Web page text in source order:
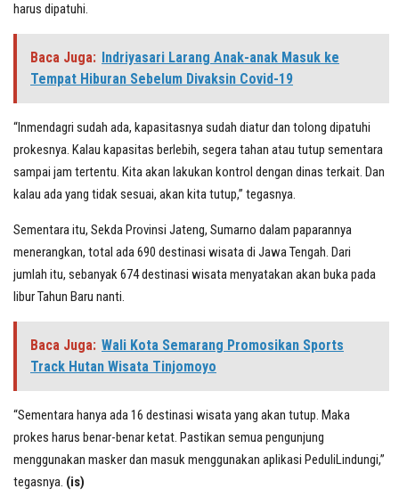
harus dipatuhi.
Baca Juga: Indriyasari Larang Anak-anak Masuk ke
Tempat Hiburan Sebelum Divaksin Covid-19
“Inmendagri sudah ada, kapasitasnya sudah diatur dan tolong dipatuhi
prokesnya. Kalau kapasitas berlebih, segera tahan atau tutup sementara
sampai jam tertentu. Kita akan lakukan kontrol dengan dinas terkait. Dan
kalau ada yang tidak sesuai, akan kita tutup,” tegasnya.
Sementara itu, Sekda Provinsi Jateng, Sumarno dalam paparannya
menerangkan, total ada 690 destinasi wisata di Jawa Tengah. Dari
jumlah itu, sebanyak 674 destinasi wisata menyatakan akan buka pada
libur Tahun Baru nanti.
Baca Juga: Wali Kota Semarang Promosikan Sports
Track Hutan Wisata Tinjomoyo
“Sementara hanya ada 16 destinasi wisata yang akan tutup. Maka
prokes harus benar-benar ketat. Pastikan semua pengunjung
menggunakan masker dan masuk menggunakan aplikasi PeduliLindungi,”
tegasnya. (is)